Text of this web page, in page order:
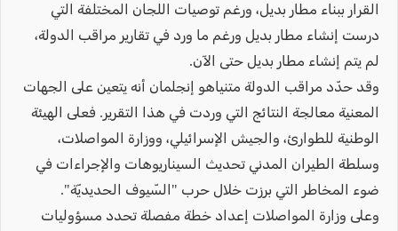
القرار ببناء مطار بديل، ورغم توصيات اللجان المختلفة التي
درست إنشاء مطار بديل ورغم ما ورد في تقارير مراقب الدولة،
لم يتم إنشاء مطار بديل حتى الآن.
وقد حدّد مراقب الدولة متنياهو إنجلمان أنه يتعين على الجهات
المعنية معالجة النتائج التي وردت في هذا التقرير. فعلى الهيئة
الوطنية للطوارئ، والجيش الإسرائيلي، ووزارة المواصلات،
وسلطة الطيران المدني تحديث السيناريوهات والإجراءات في
ضوء المخاطر التي برزت خلال حرب "السّيوف الحديديّة".
وعلى وزارة المواصلات إعداد خطة مفصلة تحدد مسؤوليات